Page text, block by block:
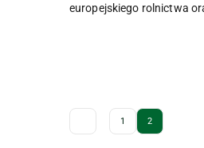
europejskiego rolnictwa
Archive
1 2